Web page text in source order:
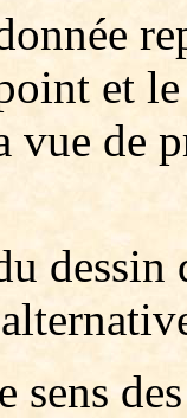
et
vue de
sens